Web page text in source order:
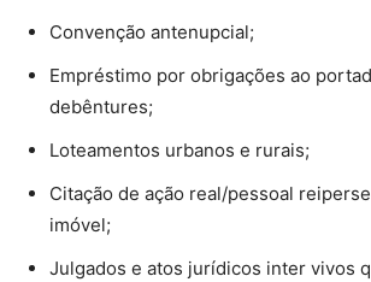
Convenção antenupcial;
Empréstimo por obrigações ao
debêntures;
Loteamentos urbanos e rurais;
Citação de ação real/pessoal
imóvel;
Julgados e atos jurídicos inter vivos